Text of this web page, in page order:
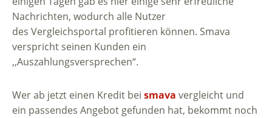
Nachrichten, wodurch alle Nutzer
des Vergleichsportal profitieren können. Smava
verspricht seinen Kunden ein
,,Auszahlungsversprechen“.
Wer ab jetzt einen Kredit bei smava vergleicht und
ein passendes Angebot gefunden hat, bekommt noch